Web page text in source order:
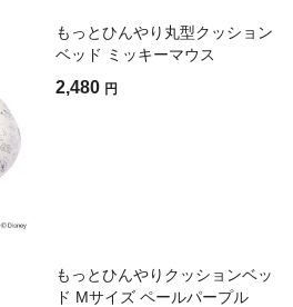
もっとひんやり丸型クッション
ベッド ミッキーマウス
2,480 円
もっとひんやりクッションベッ
ド Mサイズ ペールパープル